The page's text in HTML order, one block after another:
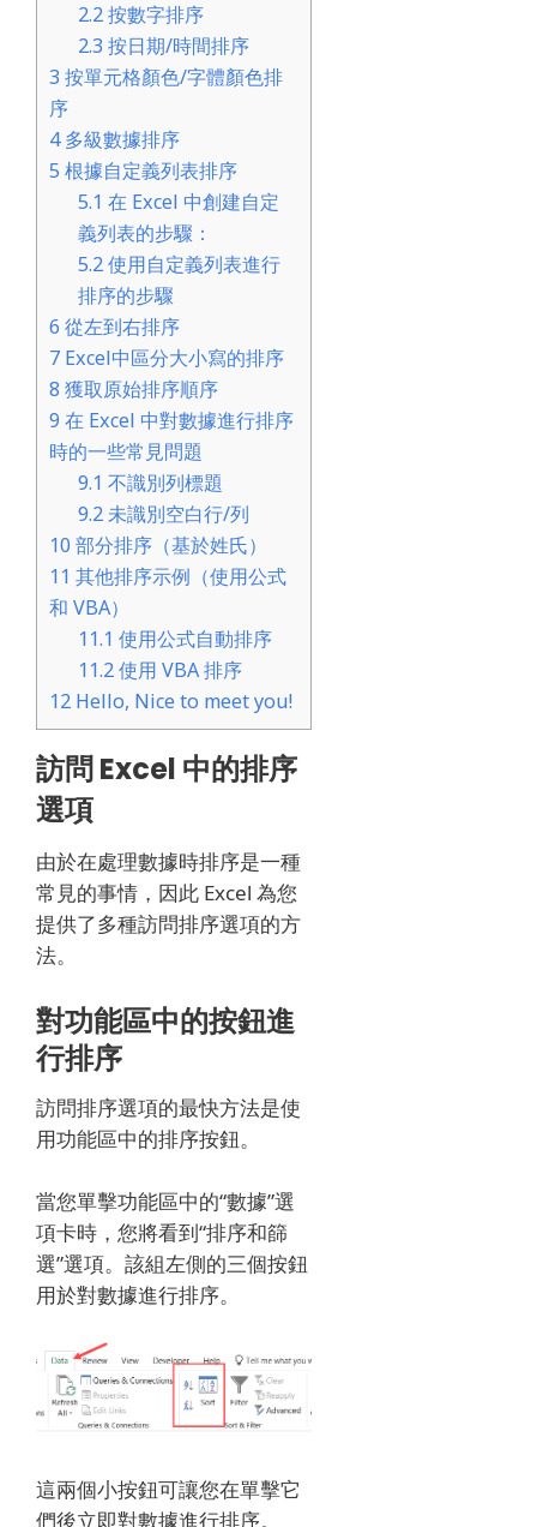
2.2按數字排序
2.3 按日期/時間排序
3 按單元格顏色/字體顏色排
序
4多級數據排序
5 根據自定義列表排序
5.1 在 Excel 中創建自定
義列表的步驟：
5.2使用自定義列表進行
排序的步驟
6 從左到右排序
7 Excel中區分大小寫的排序
8 獲取原始排序順序
9 在 Excel 中對數據進行排序
時的一些常見問題
9.1 不識別列標題
9.2未識別空白行/列
10 部分排序（基於姓氏）
11 其他排序示例（使用公式
和 VBA）
11.1 使用公式自動排序
11.2使用 VBA 排序
12 Hello, Nice to meet you!
訪問 Excel 中的排序
選項
由於在處理數據時排序是一種
常見的事情，因此 Excel 為您
提供了多種訪問排序選項的方
法。
對功能區中的按鈕進
行排序
訪問排序選項的最快方法是使
用功能區中的排序按鈕。
當您單擊功能區中的“數據”選
項卡時，您將看到“排序和篩
選”選項。 該組左側的三個按鈕
用於對數據進行排序。
這兩個小按鈕可讓您在單擊它
們後立即對數據進行排序。